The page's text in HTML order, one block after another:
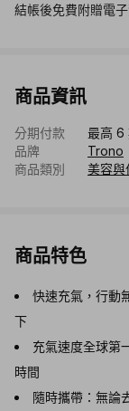
結帳後免費附贈電
商品資訊
分期付款
最高 6
品牌
Trono
商品類別
美容與
商品特色
快速充氣，行動
下
充氣速度全球第
時間
隨時攜帶：無論